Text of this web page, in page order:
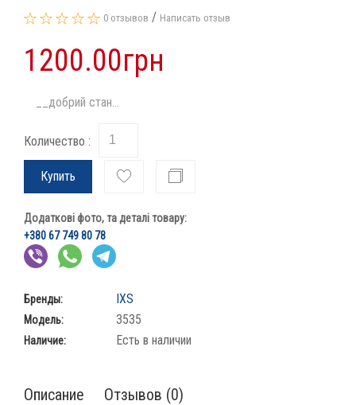
0 отзывов / Написать отзыв
1200.00грн
__добрий стан...
Количество :
Купить
Додаткові фото, та деталі товару:
+380 67 749 80 78
Бренды: IXS
Модель: 3535
Наличие: Есть в наличии
Описание Отзывов (0)